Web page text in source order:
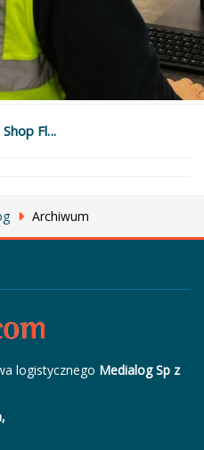
Fl...
Archiwum
logistycznego Medialog Sp z